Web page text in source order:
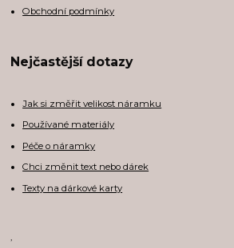
Obchodní podmínky
Nejčastější dotazy
Jak si změřit velikost náramku
Používané materiály
Péče o náramky
Chci změnit text nebo dárek
Texty na dárkové karty
,